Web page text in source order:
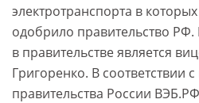
электротранспорта в
одобрило правительство
в правительстве является
Григоренко. В соответствии
правительства России